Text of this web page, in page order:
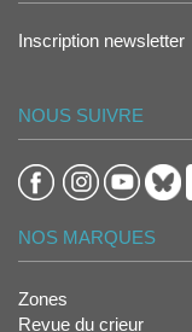
Inscription newsletter
NOUS SUIVRE
NOS MARQUES
Zones
Revue du crieur